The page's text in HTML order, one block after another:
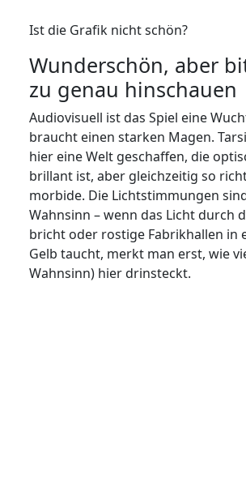
Ist die Grafik nicht schön?
Wunderschön, aber
zu genau hinschauen
Audiovisuell ist das Spiel eine
braucht einen starken Magen.
hier eine Welt geschaffen, die
brillant ist, aber gleichzeitig so
morbide. Die Lichtstimmungen
Wahnsinn – wenn das Licht durch
bricht oder rostige Fabrikhallen in
Gelb taucht, merkt man erst, wie
Wahnsinn) hier drinsteckt.